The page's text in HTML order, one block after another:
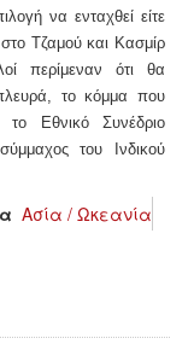
να ενταχθεί είτε
στο Τζαμού και Κασμίρ
περίμεναν ότι θα
το κόμμα που
το Εθνικό Συνέδριο
του Ινδικού
Ασία / Ωκεανία